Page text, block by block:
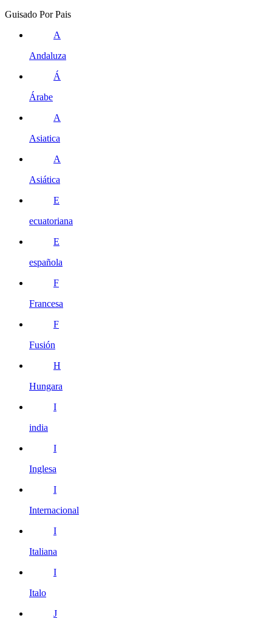
Guisado Por Pais
A
Andaluza
Á
Árabe
A
Asiatica
A
Asiática
E
ecuatoriana
E
española
F
Francesa
F
Fusión
H
Hungara
I
india
I
Inglesa
I
Internacional
I
Italiana
I
Italo
J